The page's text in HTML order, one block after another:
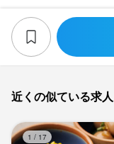
近くの似ている求人
1 / 17